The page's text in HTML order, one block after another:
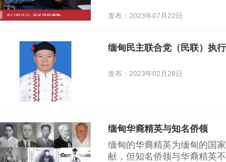
发布：2023年07月22日
发布：2023年02月28日
缅甸华裔精英与知名侨领
缅甸的华裔精英为缅甸的国
献，但知名侨领与华裔精英